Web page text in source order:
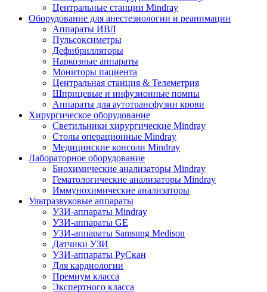
Центральные станции Mindray
Оборудование для анестезиологии и реанимации
Аппараты ИВЛ
Пульсоксиметры
Дефибрилляторы
Наркозные аппараты
Мониторы пациента
Центральная станция & Телеметрия
Шприцевые и инфузионные помпы
Аппараты для аутотрансфузии крови
Хирургическое оборудование
Светильники хирургические Mindray
Столы операционные Mindray
Медицинские консоли Mindray
Лабораторное оборудование
Биохимические анализаторы Mindray
Гематологические анализаторы Mindray
Иммунохимические анализаторы
Ультразвуковые аппараты
УЗИ-аппараты Mindray
УЗИ-аппараты GE
УЗИ-аппараты Samsung Medison
Датчики УЗИ
УЗИ-аппараты РуСкан
Для кардиологии
Премиум класса
Экспертного класса